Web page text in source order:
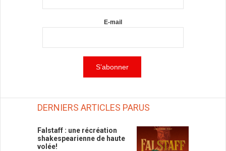
E-mail
DERNIERS ARTICLES PARUS
Falstaff : une récréation
shakespearienne de haute
volée!